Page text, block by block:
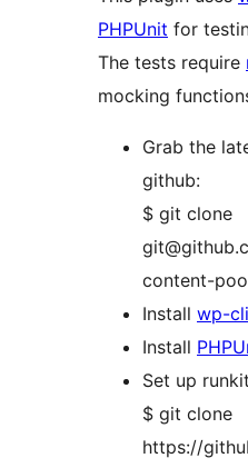
PHPUnit for
The tests require
mocking
Grab the
github:
$ git clone
content-
Install wp-cli
Install
Set up
$ git clone
https://